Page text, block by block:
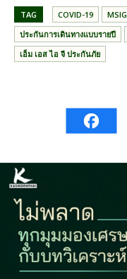
TAG COVID-19 MSIG
ประกันการเดินทางแบบรายปี
เอ็ม เอส ไอ จี ประกันภัย